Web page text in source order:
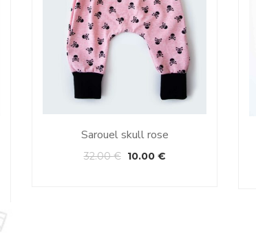
Sarouel skull rose
32.00€ 10.00 €